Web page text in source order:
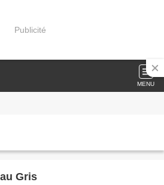
Publicité
MENU
Gris